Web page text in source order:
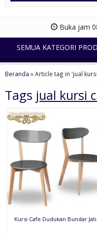
Buka jam
SEMUA KATEGORI
Beranda »Article tag in 'jual
Tags jual kursi
Kursi Cafe Dudukan Bundar Jati